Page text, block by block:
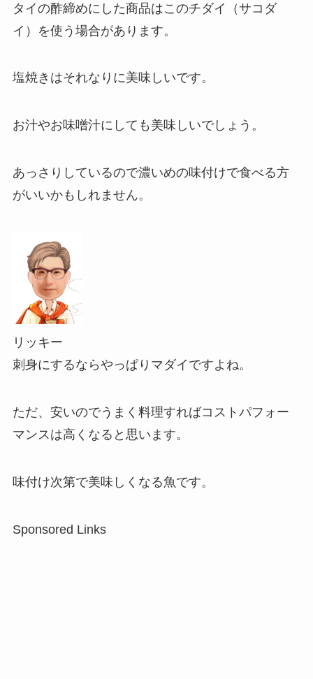
タイの酢締めにした商品はこのチダイ（サコダ
イ）を使う場合があります。
塩焼きはそれなりに美味しいです。
お汁やお味噌汁にしても美味しいでしょう。
あっさりしているので濃いめの味付けで食べる方
がいいかもしれません。
リッキー
刺身にするならやっぱりマダイですよね。
ただ、安いのでうまく料理すればコストパフォー
マンスは高くなると思います。
味付け次第で美味しくなる魚です。
Sponsored Links